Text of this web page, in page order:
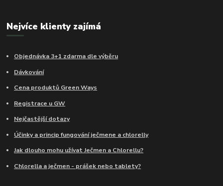
Nejvíce klienty zajímá
Objednávka 3+1 zdarma dle výběru
Dávkování
Cena produktů Green Ways
Registrace u GW
Nejčastější dotazy
Účinky a princip fungování ječmene a chlorelly
Jak dlouho mohu užívat Ječmen a Chlorellu?
Chlorella a ječmen - prášek nebo tablety?